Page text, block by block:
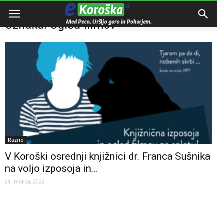
Domov Ogled filmov
Oznaka: Ogled filmov
Razno
V Koroški osrednji knjižnici dr. Franca Sušnika
na voljo izposoja in...
29. marca, 2022